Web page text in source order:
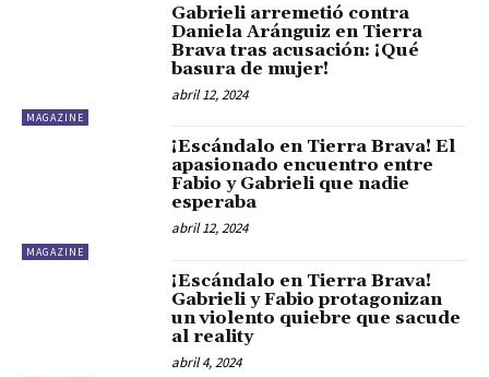
MAGAZINE
Gabrieli arremetió contra
Daniela Aránguiz en Tierra
Brava tras acusación: ¡Qué
basura de mujer!
abril 12, 2024
MAGAZINE
¡Escándalo en Tierra Brava! El
apasionado encuentro entre
Fabio y Gabrieli que nadie
esperaba
abril 12, 2024
¡Escándalo en Tierra Brava!
Gabrieli y Fabio protagonizan
un violento quiebre que sacude
al reality
abril 4, 2024